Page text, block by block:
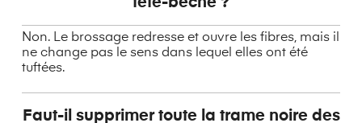
Non. Le brossage redresse et ouvre les fibres, mais il
ne change pas le sens dans lequel elles ont été
tuftées.
Faut-il supprimer toute la trame noire des